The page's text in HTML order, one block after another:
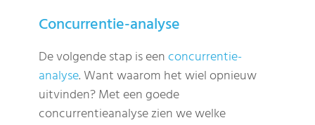
Concurrentie-analyse
De volgende stap is eenconcurrentie-
analyse. Want waarom het wiel opnieuw
uitvinden? Met een goede
concurrentieanalyse zien we welke